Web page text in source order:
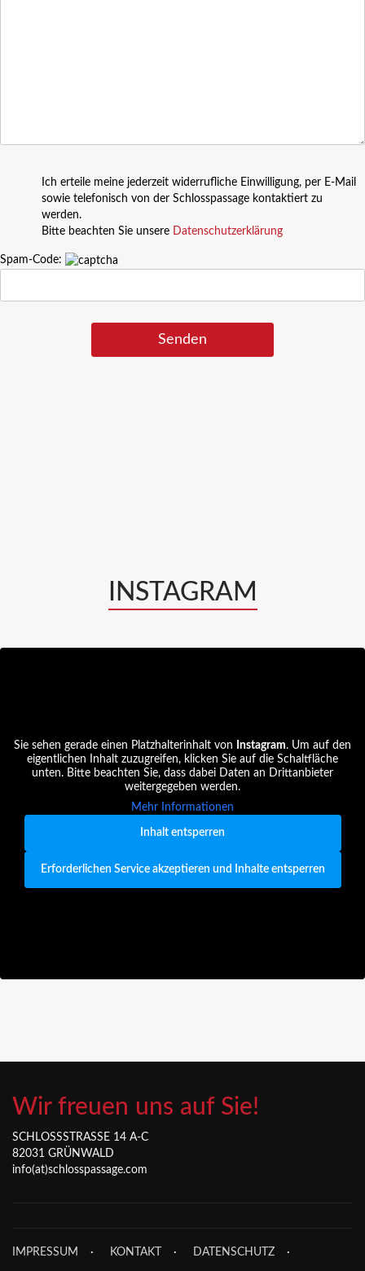
Ich erteile meine jederzeit widerrufliche Einwilligung, per E-Mail
sowie telefonisch von der Schlosspassage kontaktiert zu
werden.
Bitte beachten Sie unsere Datenschutzerklärung
Spam-Code:
INSTAGRAM
Sie sehen gerade einen Platzhalterinhalt von Instagram. Um auf den
eigentlichen Inhalt zuzugreifen, klicken Sie auf die Schaltfläche
unten. Bitte beachten Sie, dass dabei Daten an Drittanbieter
weitergegeben werden.
Mehr Informationen
Inhalt entsperren
Erforderlichen Service akzeptieren und Inhalte entsperren
Wir freuen uns auf Sie!
SCHLOSSSTRASSE 14 A-C
82031 GRÜNWALD
info(at)schlosspassage.com
IMPRESSUM KONTAKT DATENSCHUTZ